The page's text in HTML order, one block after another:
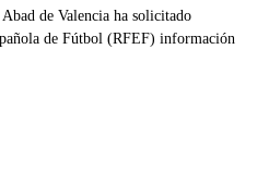
de Valencia ha solicitado
de Fútbol (RFEF) información